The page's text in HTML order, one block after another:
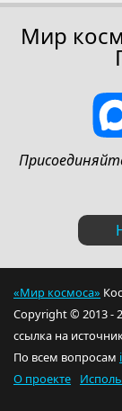
Мир
«Мир космоса»
Copyright © 2013 -
ссылка на
По всем вопросам
О проекте